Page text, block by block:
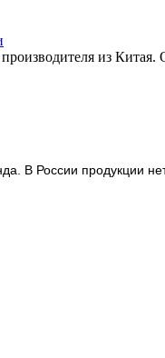
из
В России продукции